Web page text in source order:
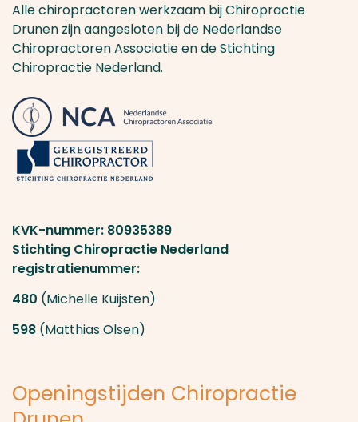
Alle chiropractoren werkzaam bij Chiropractie
Drunen zijn aangesloten bij de Nederlandse
Chiropractoren Associatie en de Stichting
Chiropractie Nederland.
KVK-nummer: 80935389
Stichting Chiropractie Nederland
registratienummer:
480 (Michelle Kuijsten)
598 (Matthias Olsen)
Openingstijden Chiropractie